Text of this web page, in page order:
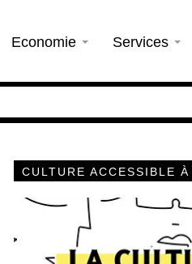
Economie Services
CULTURE ACCESSIBLE À